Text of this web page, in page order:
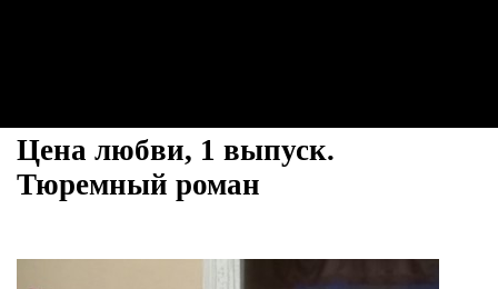
Цена любви, 1 выпуск.
Тюремный роман